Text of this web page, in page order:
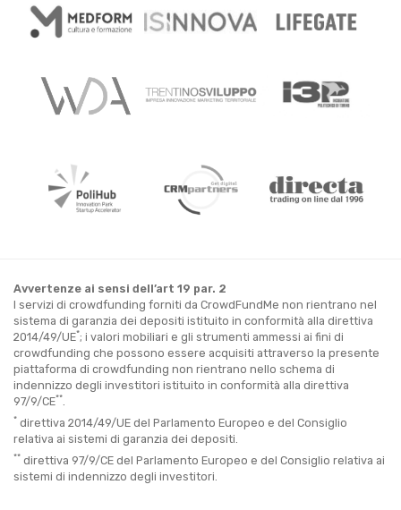
Avvertenze ai sensi dell’art 19 par. 2
I servizi di crowdfunding forniti da CrowdFundMe non rientrano nel
sistema di garanzia dei depositi istituito in conformità alla direttiva
2014/49/UE*; i valori mobiliari e gli strumenti ammessi ai fini di
crowdfunding che possono essere acquisiti attraverso la presente
piattaforma di crowdfunding non rientrano nello schema di
indennizzo degli investitori istituito in conformità alla direttiva
97/9/CE**
* direttiva 2014/49/UE del Parlamento Europeo e del Consiglio
relativa ai sistemi di garanzia dei depositi.
** direttiva 97/9/CE del Parlamento Europeo e del Consiglio relativa ai
sistemi di indennizzo degli investitori.